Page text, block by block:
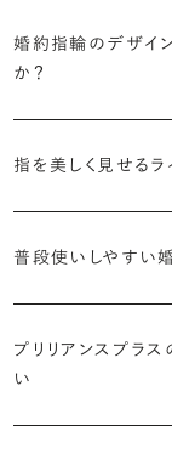
えたデザイン。愛ら
るという点でも人気
ン。手元にしっかり
華やかなデザインを
す。
絞り、次にアームの
・年齢を重ねても似
・着用シーンを想像し
日常的に身に着け
婚約指輪のデザイ
か？
は実物を指に着けて
までじっくりと試着
ショールームで婚約指
指を美しく見せる
見えやすいと言われ
てきます。ぜひ、所
活用して、ご自身に
普段使いしやすい
なります。ブリリア
しく身に着けていた
プリリアンスプラ
い